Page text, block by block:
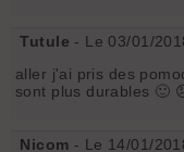
Tutule - Le 03/01/
aller j'ai pris des
sont plus durables 🙂
Nicom - Le 14/01/